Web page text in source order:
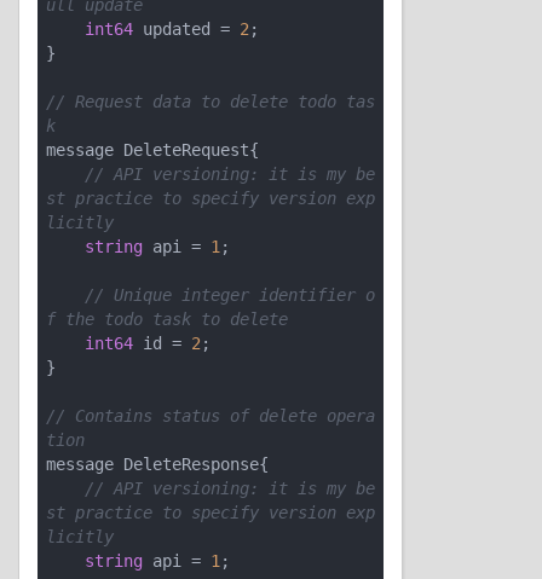
ull update
int64 updated = 2;
}
// Request data to delete todo tas
k
message DeleteRequest{
// API versioning: it is my be
st practice to specify version exp
licitly
string api = 1;
// Unique integer identifier o
f the todo task to delete
int64 id = 2;
}
// Contains status of delete opera
tion
message DeleteResponse{
// API versioning: it is my be
st practice to specify version exp
licitly
string api = 1;